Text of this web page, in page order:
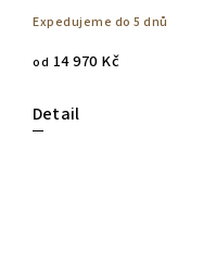
Expedujeme do 5 dnů
od 14 970 Kč
Detail